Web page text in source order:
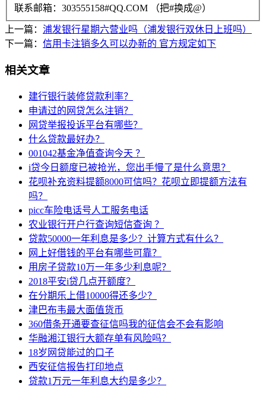
联系邮箱：303555158#QQ.COM （把#换成@）
上一篇： 浦发银行星期六营业吗（浦发银行双休日上班吗）
下一篇： 信用卡注销多久可以办新的 官方规定如下
相关文章
建行银行装修贷款利率？
申请过的网贷怎么注销？
网贷举报投诉平台有哪些？
什么贷款最好办？
001042基金净值查询今天 ？
i贷今日额度已被抢光，您出手慢了是什么意思？
花呗补充资料提额8000可信吗？花呗立即提额方法有
吗？
picc车险电话号人工服务电话
农业银行开户行查询短信查询 ？
贷款50000一年利息是多少？计算方式有什么？
网上好借钱的平台有哪些可靠？
用房子贷款10万一年多少利息呢？
2018平安i贷几点开额度？
在分期乐上借10000得还多少？
津巴布韦最大面值货币
360借条开通要查征信吗我的征信会不会有影响
华融湘江银行大额存单有风险吗？
18岁网贷能过的口子
西安征信报告打印地点
贷款1万元一年利息大约是多少？